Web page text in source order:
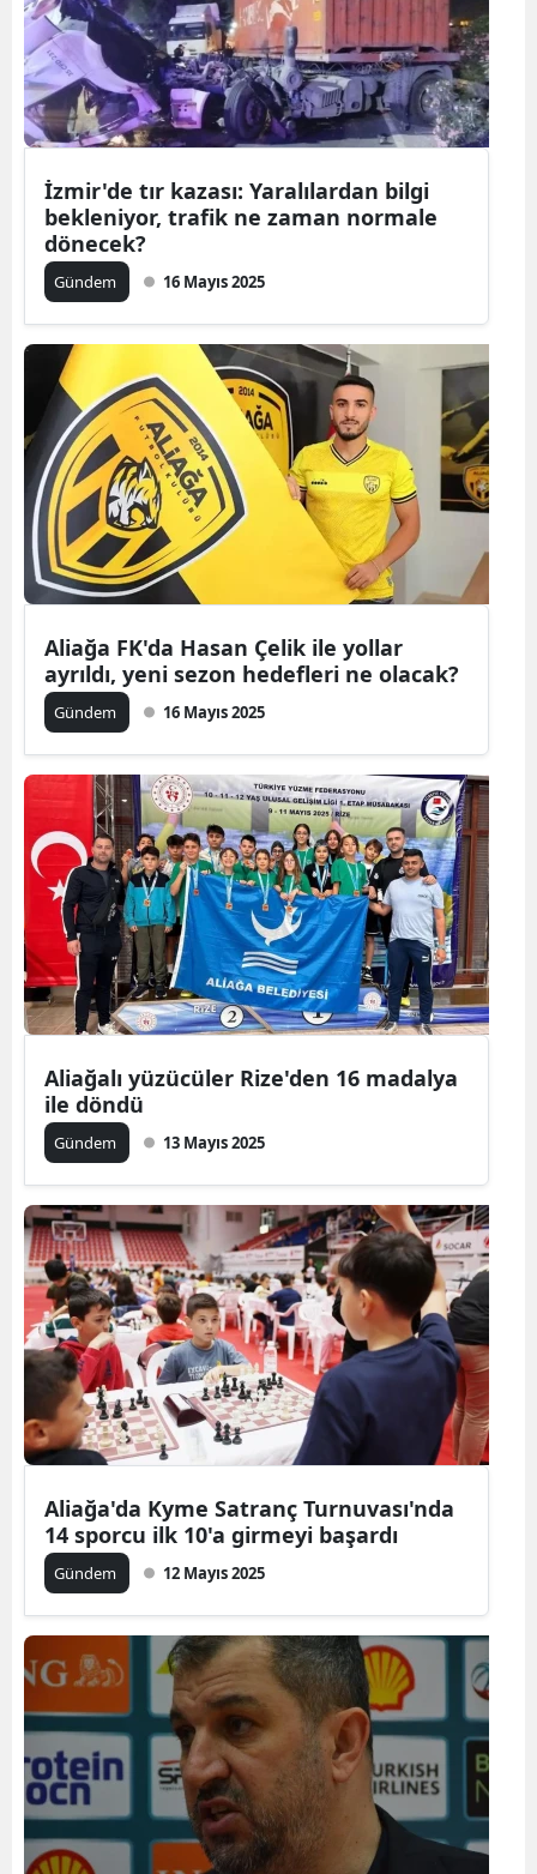
İzmir'de tır kazası: Yaralılardan bilgi
bekleniyor, trafik ne zaman normale
dönecek?
Gündem 16 Mayıs 2025
Aliağa FK'da Hasan Çelik ile yollar
ayrıldı, yeni sezon hedefleri ne olacak?
Gündem 16 Mayıs 2025
Aliağalı yüzücüler Rize'den 16 madalya
ile döndü
Gündem 13 Mayıs 2025
Aliağa'da Kyme Satranç Turnuvası'nda
14 sporcu ilk 10'a girmeyi başardı
Gündem 12 Mayıs 2025